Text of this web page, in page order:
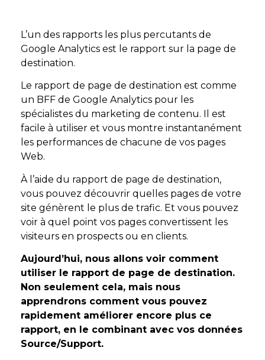
L’un des rapports les plus percutants de
Google Analytics est le rapport sur la page de
destination.
Le rapport de page de destination est comme
un BFF de Google Analytics pour les
spécialistes du marketing de contenu. Il est
facile à utiliser et vous montre instantanément
les performances de chacune de vos pages
Web.
À l’aide du rapport de page de destination,
vous pouvez découvrir quelles pages de votre
site génèrent le plus de trafic. Et vous pouvez
voir à quel point vos pages convertissent les
visiteurs en prospects ou en clients.
Aujourd’hui, nous allons voir comment
utiliser le rapport de page de destination.
Non seulement cela, mais nous
apprendrons comment vous pouvez
rapidement améliorer encore plus ce
rapport, en le combinant avec vos données
Source/Support.